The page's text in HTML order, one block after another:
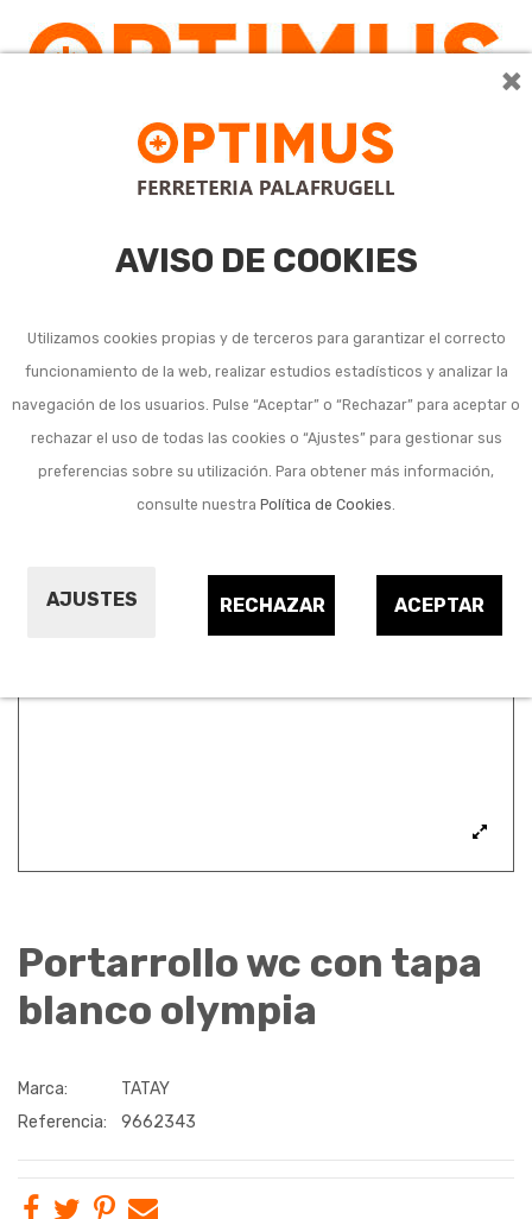
×
AVISO DE COOKIES
Utilizamos cookies propias y de terceros para garantizar el correcto
funcionamiento de la web, realizar estudios estadísticos y analizar la
navegación de los usuarios. Pulse “Aceptar” o “Rechazar” para aceptar o
rechazar el uso de todas las cookies o “Ajustes” para gestionar sus
preferencias sobre su utilización. Para obtener más información,
consulte nuestra Política de Cookies.
AJUSTES ACEPTAR
RECHAZAR
Portarrollo wc con tapa
blanco olympia
Marca:
TATAY
Referencia:
9662343